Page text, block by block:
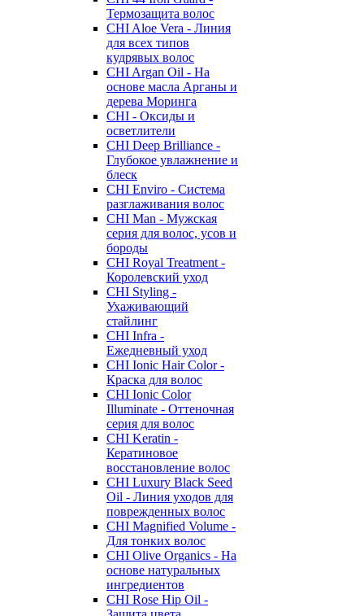
Термозащита волос
CHI Aloe Vera - Линия
для всех типов
кудрявых волос
CHI Argan Oil - На
основе масла Арганы и
дерева Моринга
CHI - Оксиды и
осветлители
CHI Deep Brilliance -
Глубокое увлажнение и
блеск
CHI Enviro - Система
разглаживания волос
CHI Man - Мужская
серия для волос, усов и
бороды
CHI Royal Treatment -
Королевский уход
CHI Styling -
Ухаживающий
стайлинг
CHI Infra -
Ежедневный уход
CHI Ionic Hair Color -
Краска для волос
CHI Ionic Color
Illuminate - Оттеночная
серия для волос
CHI Keratin -
Кератиновое
восстановление волос
CHI Luxury Black Seed
Oil - Линия уходов для
поврежденных волос
CHI Magnified Volume -
Для тонких волос
CHI Olive Organics - На
основе натуральных
ингредиентов
CHI Rose Hip Oil -